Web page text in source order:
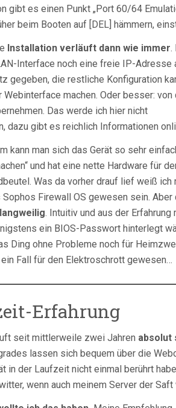
gibt es einen Punkt „Port 60/64
beim Booten auf [DEL] hämmern,
Installation verläuft dann wie immer.
Interface noch eine freie IP-Adresse
gegeben, die restliche Konfiguration
Webinterface machen. Oder besser: von
Das werde ich hier nicht
dazu gibt es reichlich Informationen
kann man sich das Gerät so sehr
und hat eine nette Hardware für
Was da vorher drauf lief weiß ich
Sophos Firewall OS gewesen sein.
. Intuitiv und aus der
ein BIOS-Passwort hinterlegt
Ding ohne Probleme noch für
Fall für den Elektroschrott gewesen…
Erfahrung
seit mittlerweile zwei Jahren absolut
lassen sich bequem über die
in der Laufzeit nicht einmal berührt
wenn auch meinem Server der